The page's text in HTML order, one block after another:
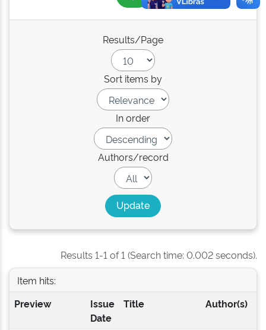
Results/Page
Sort items by
In order
Authors/record
Results 1-1 of 1 (Search time: 0.002 seconds).
Item hits:
Preview
Issue
Date
Title Author(s)